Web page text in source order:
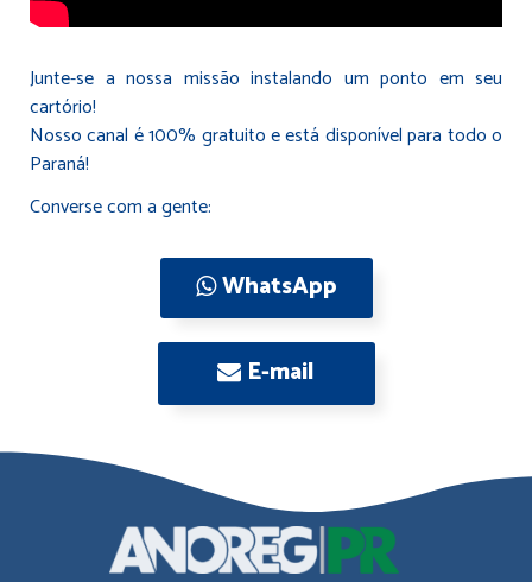
Junte-se a nossa missão instalando um ponto em seu
cartório!
Nosso canal é 100% gratuito e está disponível para todo o
Paraná!
Converse com a gente:
WhatsApp
E-mail